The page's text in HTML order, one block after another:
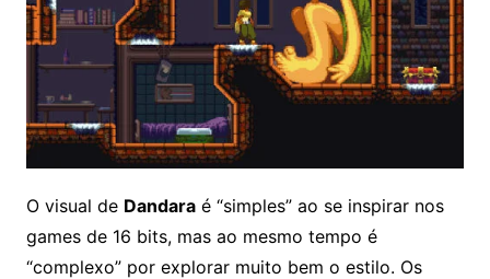
O visual de Dandaraé “simples” ao se inspirar nos
games de 16 bits, mas ao mesmo tempo é
“complexo” por explorar muito bem o estilo. Os